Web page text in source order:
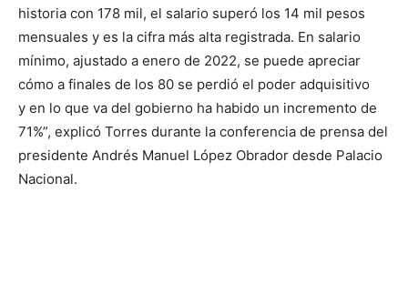
historia con 178 mil, el salario superó los 14 mil pesos
mensuales y es la cifra más alta registrada. En salario
mínimo, ajustado a enero de 2022, se puede apreciar
cómo a finales de los 80 se perdió el poder adquisitivo
y en lo que va del gobierno ha habido un incremento de
71%”, explicó Torres durante la conferencia de prensa del
presidente Andrés Manuel López Obrador desde Palacio
Nacional.